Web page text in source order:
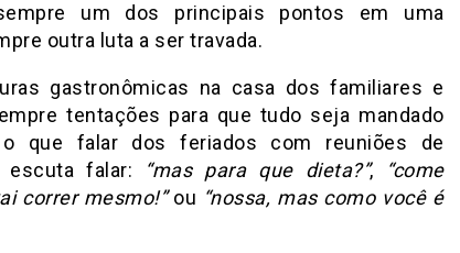
um dos principais pontos em uma
outra luta a ser travada.
gastronômicas na casa dos familiares e
tentações para que tudo seja mandado
que falar dos feriados com reuniões de
escuta falar: “mas para que dieta?”,
“come
correr mesmo!”ou “nossa, mas como você é